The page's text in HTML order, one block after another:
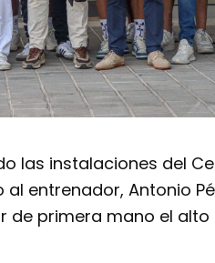
las instalaciones del
entrenador, Antonio
primera mano el alto